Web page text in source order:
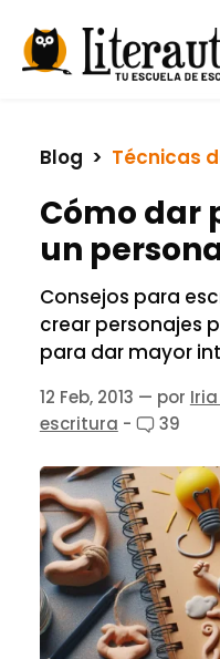
Blog
  >
Técnicas
Cómo dar
un
Consejos para
crear personajes
para dar mayor
12 Feb, 2013 — por
escritura - 39